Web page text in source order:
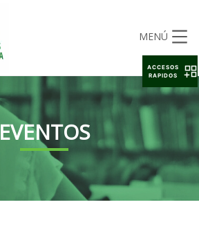
MENÚ
EVENTOS
ACCESOS
RAPIDOS